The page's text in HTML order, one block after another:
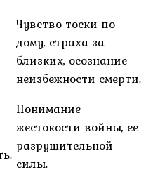
Чувство тоски по
дому, страха за
близких, осознание
неизбежности смерти.
Понимание
жестокости войны, ее
разрушительной
силы.